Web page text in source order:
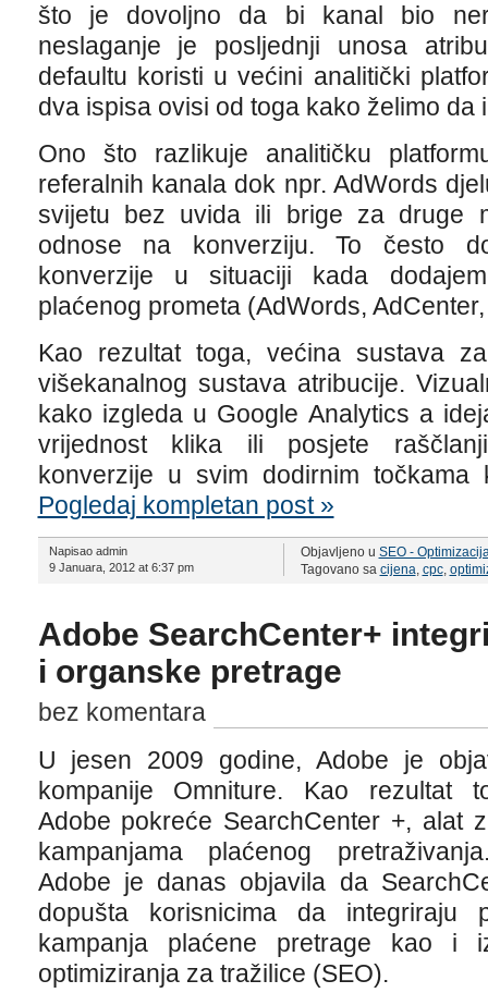
što je dovoljno da bi kanal bio
neslaganje je posljednji unosa
defaultu koristi u većini analitički
dva ispisa ovisi od toga kako želimo da
Ono što razlikuje analitičku
referalnih kanala dok npr. AdWords
svijetu bez uvida ili brige za druge
odnose na konverziju. To često
konverzije u situaciji kada
plaćenog prometa (AdWords,
Kao rezultat toga, većina sustava
višekanalnog sustava atribucije.
kako izgleda u Google Analytics a
vrijednost klika ili posjete
konverzije u svim dodirnim
Pogledaj kompletan post »
Napisao admin
9 Januara, 2012 at 6:37 pm
Objavljeno u SEO -
Tagovano sa cijena, cpc,
Adobe SearchCenter+
i organske pretrage
bez komentara
U jesen 2009 godine, Adobe je
kompanije Omniture. Kao rezultat
Adobe pokreće SearchCenter +, alat
kampanjama plaćenog
Adobe je danas objavila da
dopušta korisnicima da integriraju
kampanja plaćene pretrage kao i
optimiziranja za tražilice (SEO).